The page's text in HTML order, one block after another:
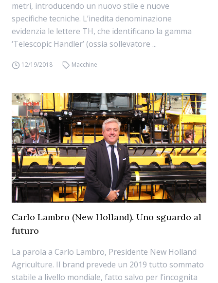
metri, introducendo un nuovo stile e nuove
specifiche tecniche. L’inedita denominazione
evidenzia le lettere TH, che identificano la gamma
‘Telescopic Handler’ (ossia sollevatore ...
12/19/2018 Macchine
Carlo Lambro (New Holland). Uno sguardo al
futuro
La parola a Carlo Lambro, Presidente New Holland
Agriculture. Il brand prevede un 2019 tutto sommato
stabile a livello mondiale, fatto salvo per l’incognita